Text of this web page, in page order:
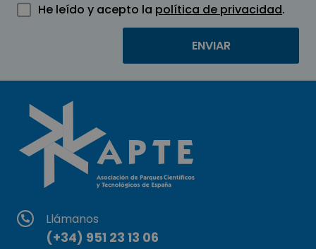
He leído y acepto la política de privacidad.
Llámanos
(+34) 951 23 13 06